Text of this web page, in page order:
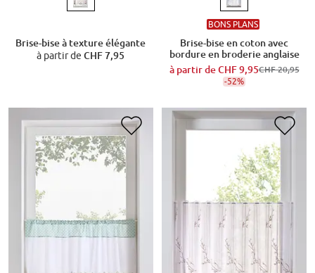
Brise-bise à texture élégante
à partir deCHF 7,95
BONS PLANS
Brise-bise en coton avec
bordure en broderie anglaise
à partir deCHF 9,95CHF 20,95
-52%